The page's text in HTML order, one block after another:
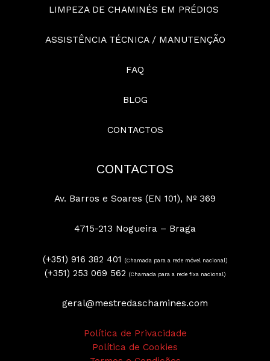
LIMPEZA DE CHAMINÉS EM PRÉDIOS
ASSISTÊNCIA TÉCNICA / MANUTENÇÃO
FAQ
BLOG
CONTACTOS
CONTACTOS
Av. Barros e Soares (EN 101), Nº 369
4715-213 Nogueira – Braga
(+351) 916 382 401 (Chamada para a rede móvel nacional)
(+351) 253 069 562 (Chamada para a rede fixa nacional)
geral@mestredaschamines.com
Política de Privacidade
Política de Cookies